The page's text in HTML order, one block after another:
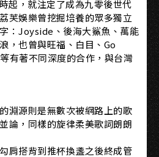
，就注定了成為九零後世代
芙娛樂曾挖掘培養的眾多獨立
：Joyside、後海大鯊魚、萬能
，也曾與旺福、白目、Go
有著不同深度的合作，與台灣
淵源則是無數次被網路上的歌
論，同樣的旋律柔美歌詞朗朗
肩搭背到推杯換盞之後終成管